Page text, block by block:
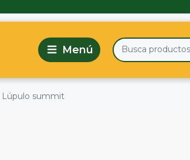
Lúpulo summit